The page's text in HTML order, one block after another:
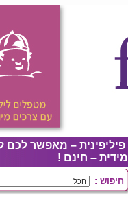
פיליפינית – מאפשר לכם
מידית – חינם !
חיפוש :